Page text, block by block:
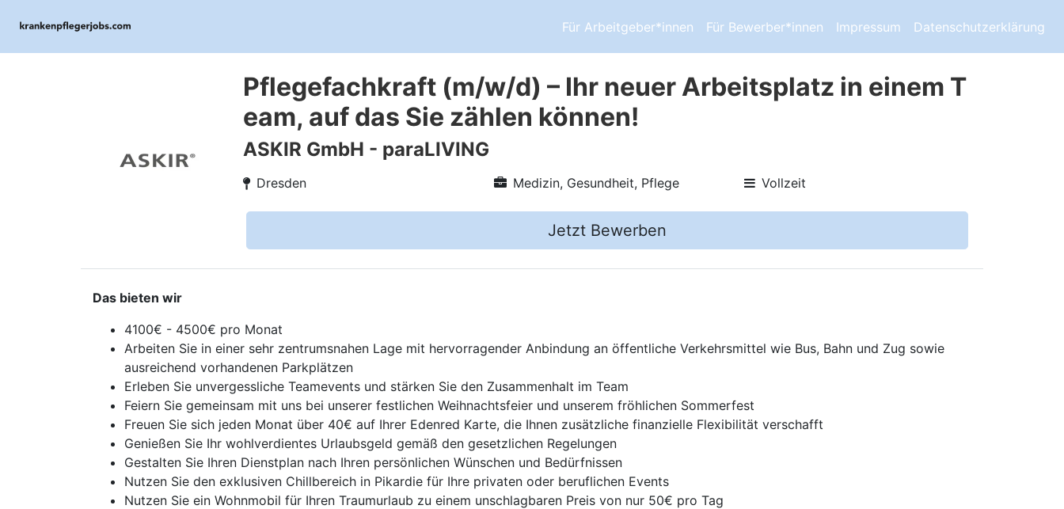
Für Arbeitgeber*innen Für Bewerber*innen Impressum Datenschutzerklärung
Pflegefachkraft (m/w/d) – Ihr neuer Arbeitsplatz in einem T
eam, auf das Sie zählen können!
ASKIR GmbH - paraLIVING
Dresden Medizin, Gesundheit, Pflege Vollzeit
Jetzt Bewerben
Das bieten wir
4100€ - 4500€ pro Monat
Arbeiten Sie in einer sehr zentrumsnahen Lage mit hervorragender Anbindung an öffentliche Verkehrsmittel wie Bus, Bahn und Zug sowie
ausreichend vorhandenen Parkplätzen
Erleben Sie unvergessliche Teamevents und stärken Sie den Zusammenhalt im Team
Feiern Sie gemeinsam mit uns bei unserer festlichen Weihnachtsfeier und unserem fröhlichen Sommerfest
Freuen Sie sich jeden Monat über 40€ auf Ihrer Edenred Karte, die Ihnen zusätzliche finanzielle Flexibilität verschafft
Genießen Sie Ihr wohlverdientes Urlaubsgeld gemäß den gesetzlichen Regelungen
Gestalten Sie Ihren Dienstplan nach Ihren persönlichen Wünschen und Bedürfnissen
Nutzen Sie den exklusiven Chillbereich in Pikardie für Ihre privaten oder beruflichen Events
Nutzen Sie ein Wohnmobil für Ihren Traumurlaub zu einem unschlagbaren Preis von nur 50€ pro Tag